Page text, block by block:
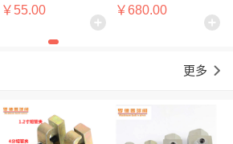
￥55.00 ￥680.00
更多 